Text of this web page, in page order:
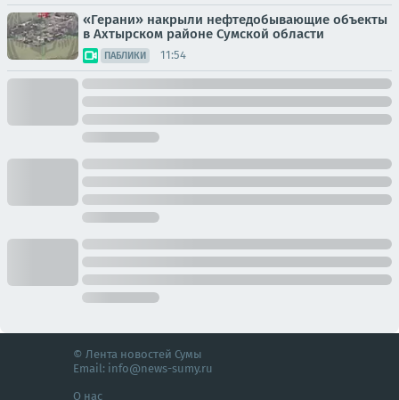
«Герани» накрыли нефтедобывающие объекты
в Ахтырском районе Сумской области
ПАБЛИКИ 11:54
© Лента новостей Сумы
Email: info@news-sumy.ru
О нас